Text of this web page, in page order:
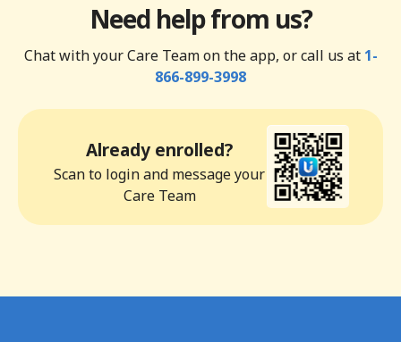
Need help from us?
Chat with your Care Team on the app, or call us at 1-
866-899-3998
Already enrolled?
Scan to login and message your
Care Team